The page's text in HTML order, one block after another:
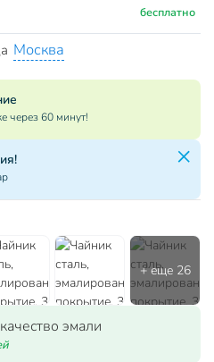
бесплатно
Москва
через 60 минут!
эмали